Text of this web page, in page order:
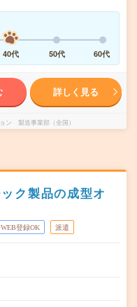
40代 50代 60代
詳しく見る
ン 製造事業部（全国）
ク製品の成型オ
WEB登録OK 派遣